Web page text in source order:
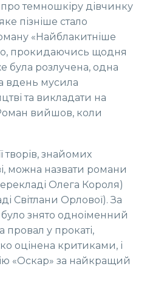
темношкіру дівчинку
пізніше стало
«Найблакитніше
прокидаючись щодня
була розлучена, одна
вдень мусила
та викладати на
вийшов, коли
творів, знайомих
можна назвати романи
Олега Короля)
Світлани Орлової). За
було знято одноіменний
у прокаті,
оцінена критиками, і
«Оскар» за найкращий